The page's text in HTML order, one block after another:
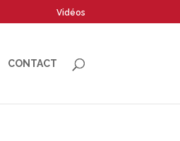
Vidéos
CONTACT